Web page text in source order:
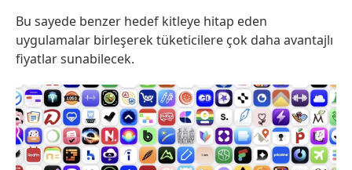
Bu sayede benzer hedef kitleye hitap eden
uygulamalar birleşerek tüketicilere çok daha avantajlı
fiyatlar sunabilecek.